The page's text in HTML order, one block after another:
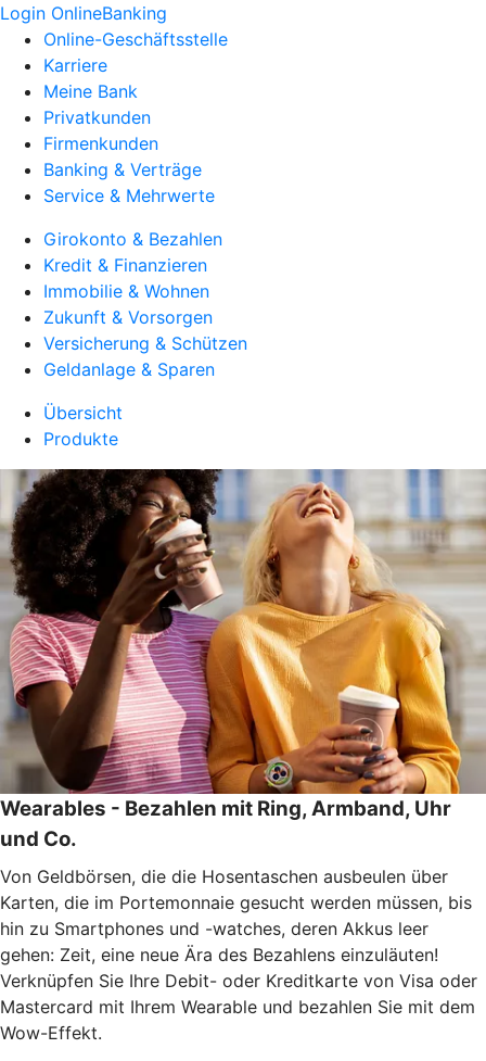
Login OnlineBanking
Online-Geschäftsstelle
Karriere
Meine Bank
Privatkunden
Firmenkunden
Banking & Verträge
Service & Mehrwerte
Girokonto & Bezahlen
Kredit & Finanzieren
Immobilie & Wohnen
Zukunft & Vorsorgen
Versicherung & Schützen
Geldanlage & Sparen
Übersicht
Produkte
Wearables - Bezahlen mit Ring, Armband, Uhr
und Co.
Von Geldbörsen, die die Hosentaschen ausbeulen über
Karten, die im Portemonnaie gesucht werden müssen, bis
hin zu Smartphones und -watches, deren Akkus leer
gehen: Zeit, eine neue Ära des Bezahlens einzuläuten!
Verknüpfen Sie Ihre Debit- oder Kreditkarte von Visa oder
Mastercard mit Ihrem Wearable und bezahlen Sie mit dem
Wow-Effekt.